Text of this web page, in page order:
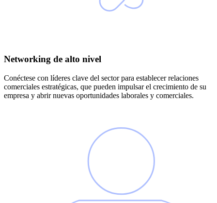
Networking de alto nivel
Conéctese con líderes clave del sector para establecer relaciones
comerciales estratégicas, que pueden impulsar el crecimiento de su
empresa y abrir nuevas oportunidades laborales y comerciales.